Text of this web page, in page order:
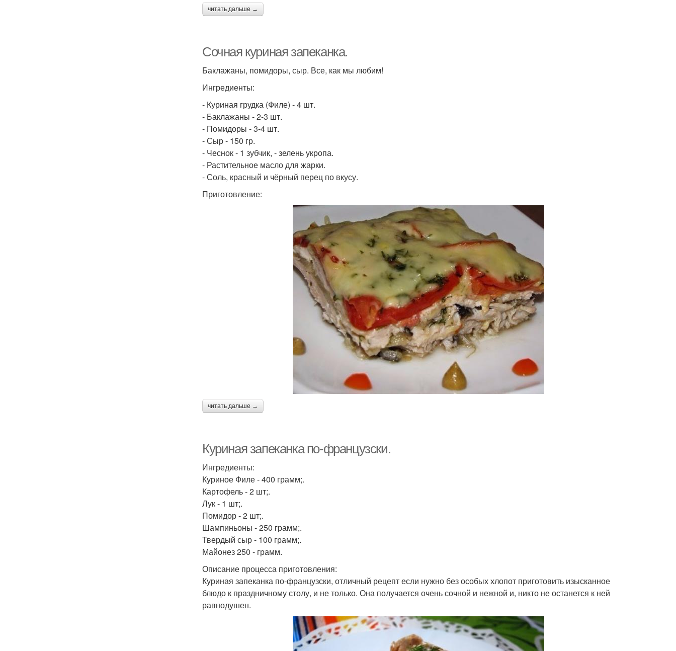
читать дальше →
Сочная куриная запеканка.
Баклажаны, помидоры, сыр. Все, как мы любим!
Ингредиенты:
- Куриная грудка (Филе) - 4 шт.
- Баклажаны - 2-3 шт.
- Помидоры - 3-4 шт.
- Сыр - 150 гр.
- Чеснок - 1 зубчик, - зелень укропа.
- Растительное масло для жарки.
- Соль, красный и чёрный перец по вкусу.
Приготовление:
читать дальше →
Куриная запеканка по-французски.
Ингредиенты:
Куриное Филе - 400 грамм;.
Картофель - 2 шт;.
Лук - 1 шт;.
Помидор - 2 шт;.
Шампиньоны - 250 грамм;.
Твердый сыр - 100 грамм;.
Майонез 250 - грамм.
Описание процесса приготовления:
Куриная запеканка по-французски, отличный рецепт если нужно без особых хлопот приготовить изысканное
блюдо к праздничному столу, и не только. Она получается очень сочной и нежной и, никто не останется к ней
равнодушен.